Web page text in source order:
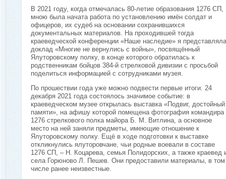
В 2021 году, когда отмечалась 80-летие образования 1276 СП,
мною была начата работа по установлению имён солдат и
офицеров, их судеб на основании сохранившихся
документальных материалов. На проходившей тогда
краеведческой конференции «Наше наследие» я представляла
доклад «Многие не вернулись с войны», посвящённый
Ялуторовскому полку, в конце которого обратилась к
родственникам бойцов 384-й стрелковой дивизии с просьбой
поделиться информацией с сотрудниками музея.
По прошествии года уже можно подвести первые итоги. 24
декабря 2021 года состоялось значимое событие: в
краеведческом музее открылась выставка «Подвиг, достойный
памяти», на афишу которой помещена фотография командира
1276 стрелкового полка майора Б. М. Витлина, а основное
место на ней заняли предметы, имеющие отношение к
Ялуторовскому полку. Ещё в ходе подготовки к выставке
откликнулись ялуторовчане, чьи родные воевали в составе
1276 СП, – Н. Коцарева, семья Полидорских, а также краевед
села Горюново Л. Пешев. Они предоставили материалы, в том
числе ранее неизвестные.